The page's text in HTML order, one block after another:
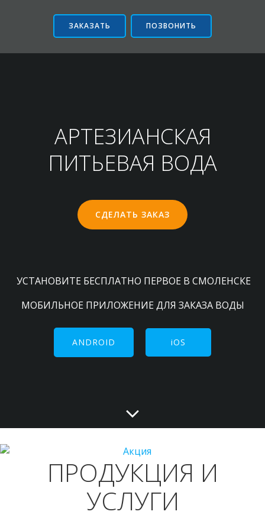
к
содержимому
ЗАКАЗАТЬ ПОЗВОНИТЬ
АРТЕЗИАНСКАЯ
ПИТЬЕВАЯ ВОДА
СДЕЛАТЬ ЗАКАЗ
УСТАНОВИТЕ БЕСПЛАТНО ПЕРВОЕ В СМОЛЕНСКЕ
МОБИЛЬНОЕ ПРИЛОЖЕНИЕ ДЛЯ ЗАКАЗА ВОДЫ
ANDROID iOS
ПРОДУКЦИЯ И
УСЛУГИ